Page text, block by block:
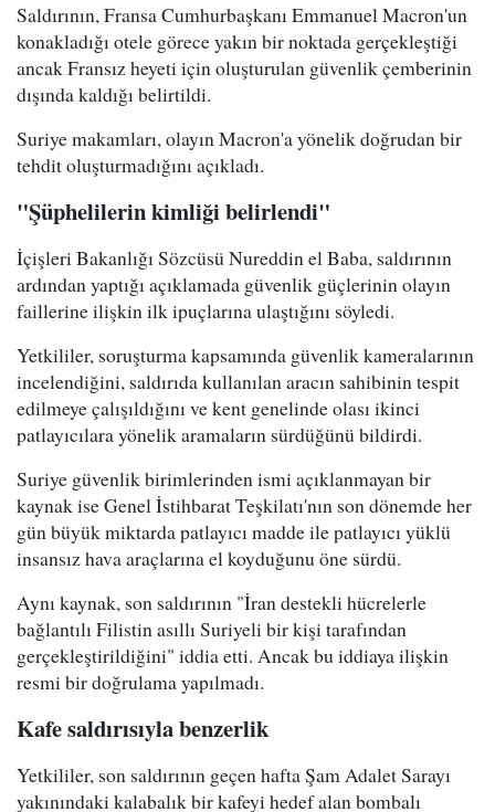
Saldırının, Fransa Cumhurbaşkanı Emmanuel Macron'un
konakladığı otele görece yakın bir noktada gerçekleştiği
ancak Fransız heyeti için oluşturulan güvenlik çemberinin
dışında kaldığı belirtildi.
Suriye makamları, olayın Macron'a yönelik doğrudan bir
tehdit oluşturmadığını açıkladı.
"Şüphelilerin kimliği belirlendi"
İçişleri Bakanlığı Sözcüsü Nureddin el Baba, saldırının
ardından yaptığı açıklamada güvenlik güçlerinin olayın
faillerine ilişkin ilk ipuçlarına ulaştığını söyledi.
Yetkililer, soruşturma kapsamında güvenlik kameralarının
incelendiğini, saldırıda kullanılan aracın sahibinin tespit
edilmeye çalışıldığını ve kent genelinde olası ikinci
patlayıcılara yönelik aramaların sürdüğünü bildirdi.
Suriye güvenlik birimlerinden ismi açıklanmayan bir
kaynak ise Genel İstihbarat Teşkilatı'nın son dönemde her
gün büyük miktarda patlayıcı madde ile patlayıcı yüklü
insansız hava araçlarına el koyduğunu öne sürdü.
Aynı kaynak, son saldırının "İran destekli hücrelerle
bağlantılı Filistin asıllı Suriyeli bir kişi tarafından
gerçekleştirildiğini" iddia etti. Ancak bu iddiaya ilişkin
resmi bir doğrulama yapılmadı.
Kafe saldırısıyla benzerlik
Yetkililer, son saldırının geçen hafta Şam Adalet Sarayı
yakınındaki kalabalık bir kafeyi hedef alan bombalı